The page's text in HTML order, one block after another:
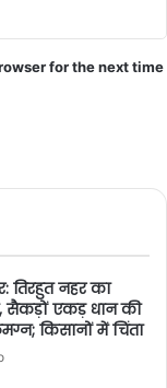
for the next time
तिरहुत नहर का
सैकड़ों एकड़ धान की
किसानों में चिंता